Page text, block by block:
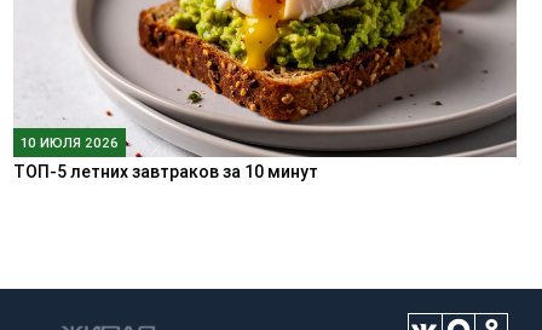
10 ИЮЛЯ 2026
ТОП-5 летних завтраков за 10 минут